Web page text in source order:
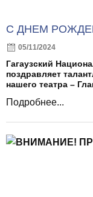
С ДНЕМ
05/11/2024
Гагаузский
поздравляет
нашего театра –
Подробнее...